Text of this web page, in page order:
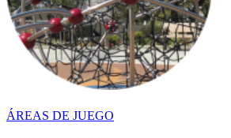
ÁREAS DE JUEGO